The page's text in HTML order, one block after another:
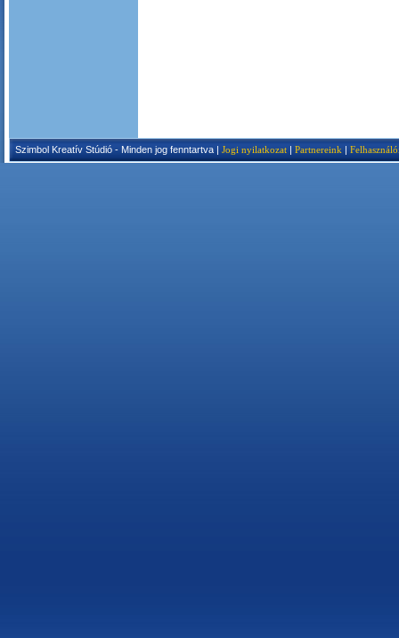
Szimbol Kreatív Stúdió - Minden jog fenntartva | Jogi nyilatkozat | Partnereink |